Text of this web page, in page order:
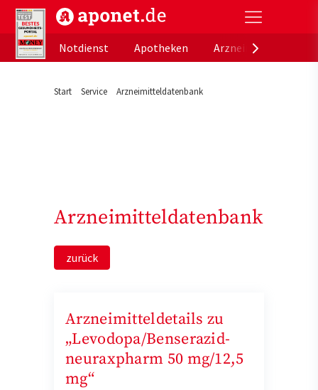
aponet.de - Das offizielle Gesundheitsportal der
Notdienst
Apotheken
Start Service Arzneimitteldatenbank
Arzneimitteldatenbank
zurück
Arzneimitteldetails zu
„Levodopa/Benserazid-
neuraxpharm 50 mg/12,5
mg“